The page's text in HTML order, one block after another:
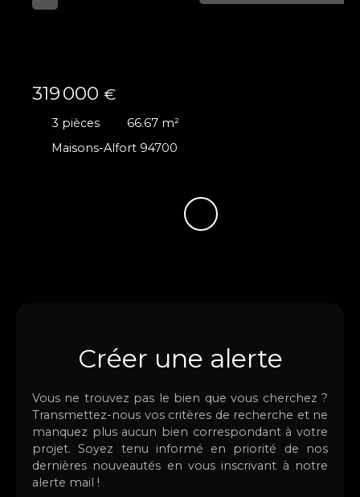
319 000 €
3 pièces 66.67 m²
Maisons-Alfort 94700
Créer une alerte
Vous ne trouvez pas le bien que vous cherchez ?
Transmettez-nous vos critères de recherche et ne
manquez plus aucun bien correspondant à votre
projet. Soyez tenu informé en priorité de nos
dernières nouveautés en vous inscrivant à notre
alerte mail !